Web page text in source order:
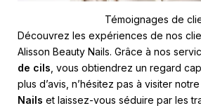
Témoignages de
Découvrez les expériences de nos
Alisson Beauty Nails. Grâce à nos
de cils , vous obtiendrez un regard
plus d’avis, n’hésitez pas à visiter
Nails et laissez-vous séduire par les